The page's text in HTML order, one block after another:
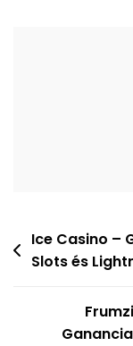
Ice Casino –
Slots és